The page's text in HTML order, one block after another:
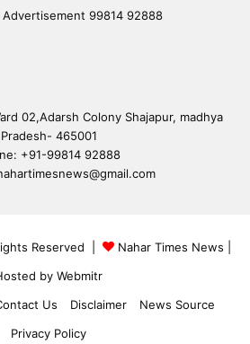
99814 92888
02,Adarsh Colony Shajapur, madhya
Pradesh- 465001
+91-99814 92888
Reserved | Nahar Times News
by Webmitr
Us Disclaimer
News Source
Privacy Policy